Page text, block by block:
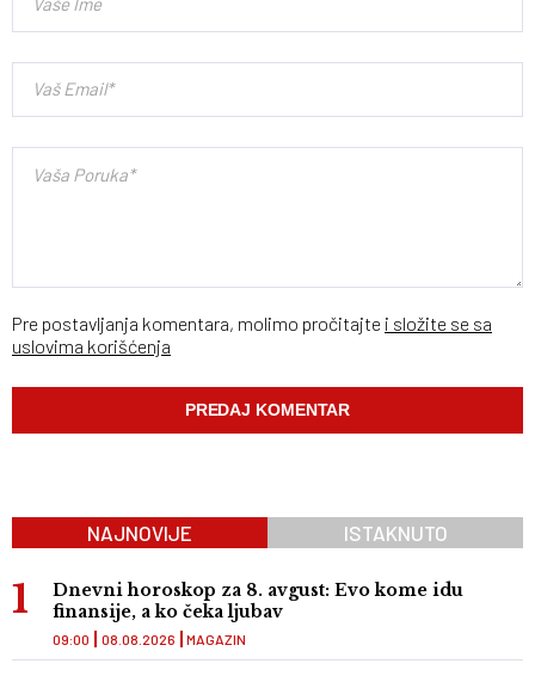
Pre postavljanja komentara, molimo pročitajte i složite se sa
uslovima korišćenja
NAJNOVIJE ISTAKNUTO
Dnevni horoskop za 8. avgust: Evo kome idu
finansije, a ko čeka ljubav
MAGAZIN
09:00 08.08.2026